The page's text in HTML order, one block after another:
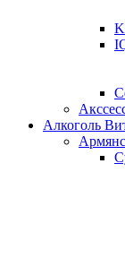
Алкоголь